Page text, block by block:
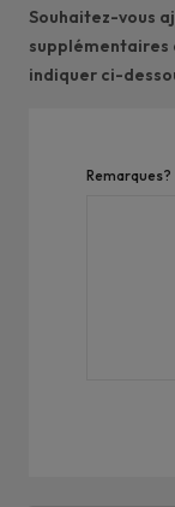
Souhaitez-vous
supplémentaires
indiquer ci-
Remarques?